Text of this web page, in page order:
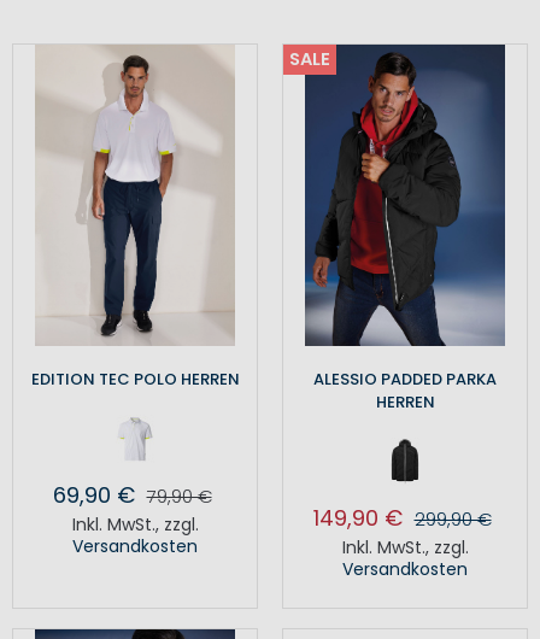
EDITION TEC POLO HERREN
69,90 € 79,90 €
Inkl. MwSt., zzgl.
Versandkosten
SALE
ALESSIO PADDED PARKA
HERREN
149,90 € 299,90 €
Inkl. MwSt., zzgl.
Versandkosten